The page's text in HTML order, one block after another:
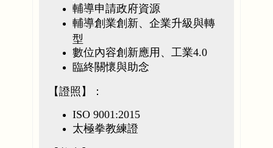
輔導申請政府資源
輔導創業創新、企業升級與轉
型
數位內容創新應用、工業4.0
臨終關懷與助念
【證照】：
ISO 9001:2015
太極拳教練證